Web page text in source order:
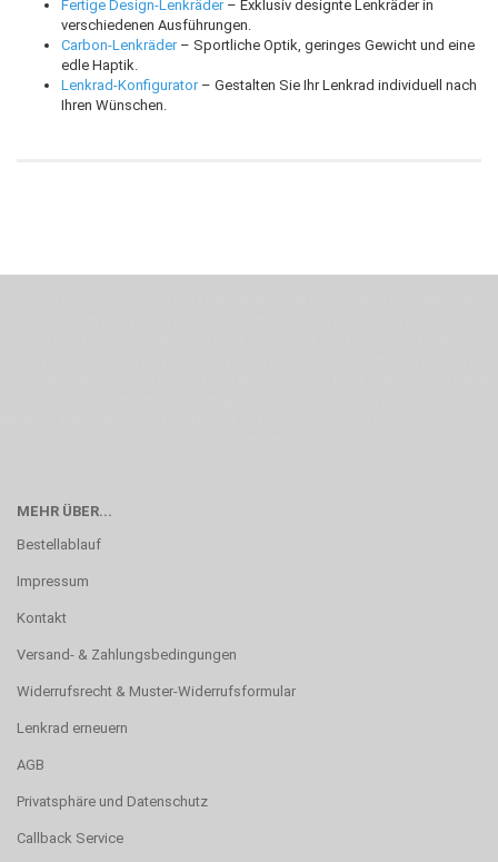
Fertige Design-Lenkräder– Exklusiv designte Lenkräder in
verschiedenen Ausführungen.
Carbon-Lenkräder– Sportliche Optik, geringes Gewicht und eine
edle Haptik.
Lenkrad-Konfigurator– Gestalten Sie Ihr Lenkrad individuell nach
Ihren Wünschen.
MEHR ÜBER...
Bestellablauf
Impressum
Kontakt
Versand- & Zahlungsbedingungen
Widerrufsrecht & Muster-Widerrufsformular
Lenkrad erneuern
AGB
Privatsphäre und Datenschutz
Callback Service